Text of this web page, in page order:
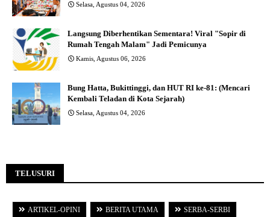
Selasa, Agustus 04, 2026
Langsung Diberhentikan Sementara! Viral "Sopir di
Rumah Tengah Malam" Jadi Pemicunya
Kamis, Agustus 06, 2026
Bung Hatta, Bukittinggi, dan HUT RI ke-81: (Mencari
Kembali Teladan di Kota Sejarah)
Selasa, Agustus 04, 2026
TELUSURI
ARTIKEL-OPINI BERITA UTAMA SERBA-SERBI